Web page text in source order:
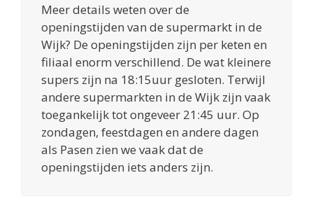
Meer details weten over de
openingstijden van de supermarkt in de
Wijk? De openingstijden zijn per keten en
filiaal enorm verschillend. De wat kleinere
supers zijn na 18:15uur gesloten. Terwijl
andere supermarkten in de Wijk zijn vaak
toegankelijk tot ongeveer 21:45 uur. Op
zondagen, feestdagen en andere dagen
als Pasen zien we vaak dat de
openingstijden iets anders zijn.